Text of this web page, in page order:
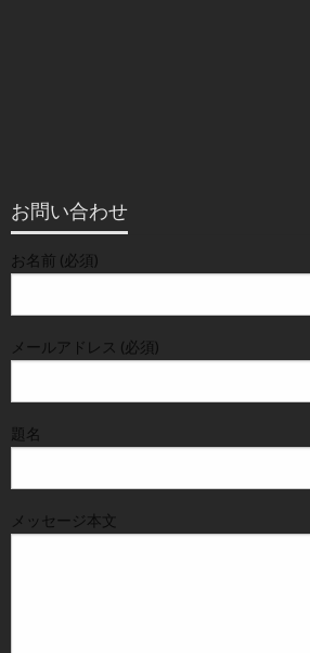
お問い合わせ
お名前 (必須)
メールアドレス (必須)
題名
メッセージ本文